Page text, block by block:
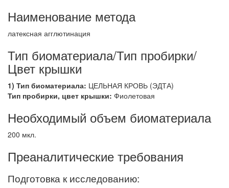
Наименование метода
латексная агглютинация
Тип биоматериала/Тип пробирки/
Цвет крышки
1) Тип биоматериала: ЦЕЛЬНАЯ КРОВЬ (ЭДТА)
Тип пробирки, цвет крышки: Фиолетовая
Необходимый объем биоматериала
200 мкл.
Преаналитические требования
Подготовка к исследованию: